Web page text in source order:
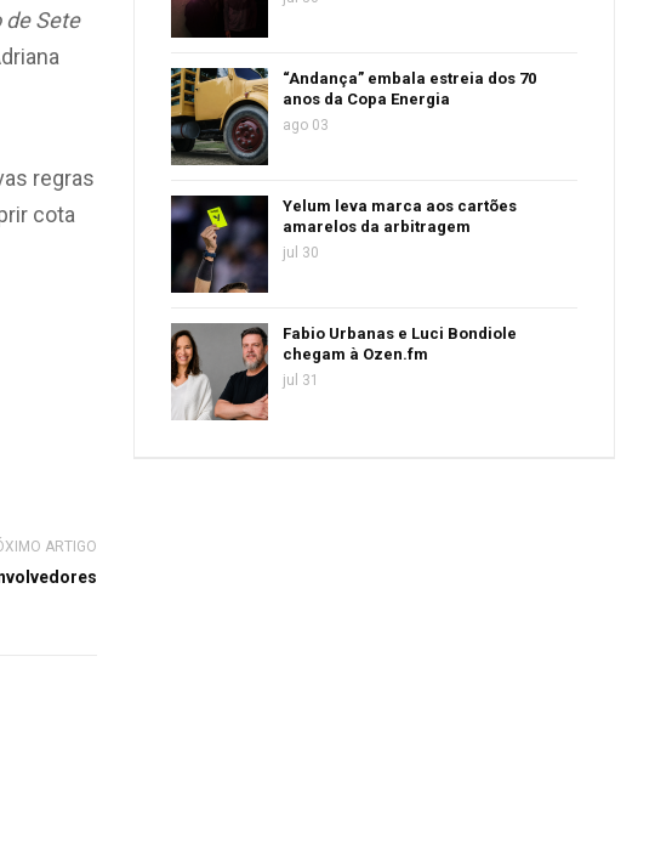
de Sete
regras
cota
ARTIGO
“Andança” embala estreia dos 70
anos da Copa Energia
ago 03
Yelum leva marca aos cartões
amarelos da arbitragem
jul 30
Fabio Urbanas e Luci Bondiole
chegam à Ozen.fm
jul 31